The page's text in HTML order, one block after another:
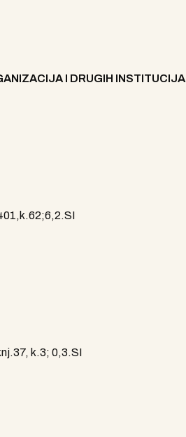
I DRUGIH INSTITUCIJA
k.3; 0,3.SI